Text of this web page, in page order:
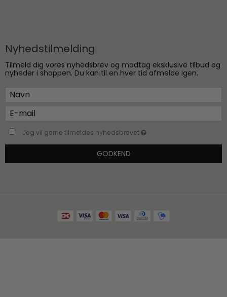
Nyhedstilmelding
Tilmeld dig vores nyhedsbrev og modtag eksklusive tilbud og
nyheder i shoppen. Du kan til en hver tid afmelde igen.
Jeg vil gerne tilmeldes nyhedsbrevet
GODKEND